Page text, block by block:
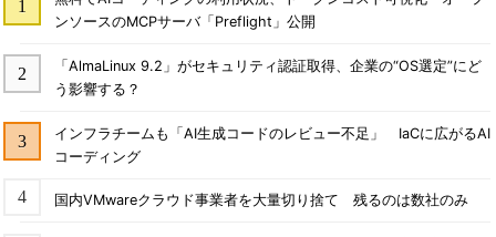
ンソースのMCPサーバ「Preflight」公開
「AlmaLinux 9.2」がセキュリティ認証取得、企業の“OS選定”にど
う影響する？
インフラチームも「AI生成コードのレビュー不足」 IaCに広がるAI
コーディング
国内VMwareクラウド事業者を大量切り捨て 残るのは数社のみ